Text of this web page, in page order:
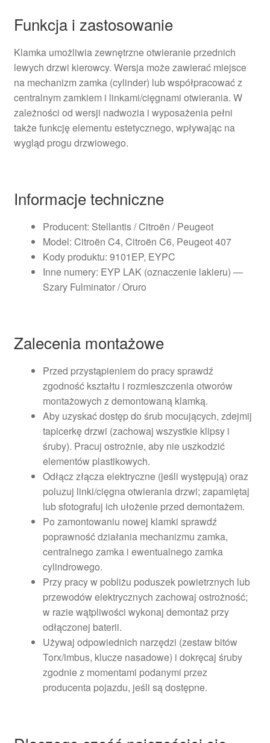
Funkcja i zastosowanie
Klamka umożliwia zewnętrzne otwieranie przednich
lewych drzwi kierowcy. Wersja może zawierać miejsce
na mechanizm zamka (cylinder) lub współpracować z
centralnym zamkiem i linkami/cięgnami otwierania. W
zależności od wersji nadwozia i wyposażenia pełni
także funkcję elementu estetycznego, wpływając na
wygląd progu drzwiowego.
Informacje techniczne
Producent: Stellantis / Citroën / Peugeot
Model: Citroën C4, Citroën C6, Peugeot 407
Kody produktu: 9101EP, EYPC
Inne numery: EYP LAK (oznaczenie lakieru) —
Szary Fulminator / Oruro
Zalecenia montażowe
Przed przystąpieniem do pracy sprawdź
zgodność kształtu i rozmieszczenia otworów
montażowych z demontowaną klamką.
Aby uzyskać dostęp do śrub mocujących, zdejmij
tapicerkę drzwi (zachowaj wszystkie klipsy i
śruby). Pracuj ostrożnie, aby nie uszkodzić
elementów plastikowych.
Odłącz złącza elektryczne (jeśli występują) oraz
poluzuj linki/cięgna otwierania drzwi; zapamiętaj
lub sfotografuj ich ułożenie przed demontażem.
Po zamontowaniu nowej klamki sprawdź
poprawność działania mechanizmu zamka,
centralnego zamka i ewentualnego zamka
cylindrowego.
Przy pracy w pobliżu poduszek powietrznych lub
przewodów elektrycznych zachowaj ostrożność;
w razie wątpliwości wykonaj demontaż przy
odłączonej baterii.
Używaj odpowiednich narzędzi (zestaw bitów
Torx/imbus, klucze nasadowe) i dokręcaj śruby
zgodnie z momentami podanymi przez
producenta pojazdu, jeśli są dostępne.